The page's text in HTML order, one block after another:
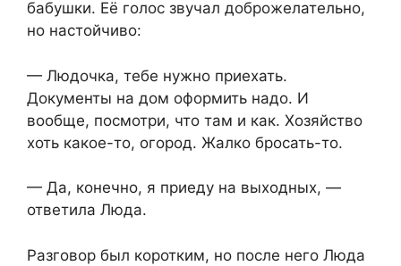
бабушки. Её голос звучал доброжелательно,
но настойчиво:
— Людочка, тебе нужно приехать.
Документы на дом оформить надо. И
вообще, посмотри, что там и как. Хозяйство
хоть какое-то, огород. Жалко бросать-то.
— Да, конечно, я приеду на выходных, —
ответила Люда.
Разговор был коротким, но после него Люда